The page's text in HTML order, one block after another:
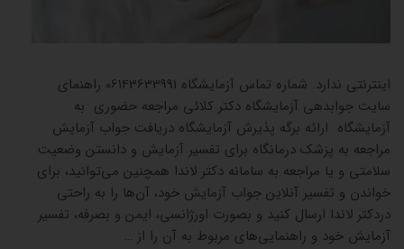
اینترنتی ندارد. شماره تماس آزمایشگاه 06143633991 راهنمای
سایت جوابدهی آزمایشگاه دکتر کلائی مراجعه حضوری به
آزمایشگاه ارائه برگه پذیرش آزمایشگاه دریافت جواب آزمایش
مراجعه به پزشک درمانگاه برای تفسیر آزمایش و دانستن وضعیت
سلامتی و یا مراجعه به سامانه دکتر لاندا همچنین می‌توانید، برای
خواندن و تفسیر آنلاین جواب آزمایش خود، آن‌ها را به راحتی
دردکتر لاندا ارسال کنید و بصورت اورژانسی، ایمن و بصرفه، تفسیر
آزمایش خود و راهنمایی‌های مربوط به آن را از …